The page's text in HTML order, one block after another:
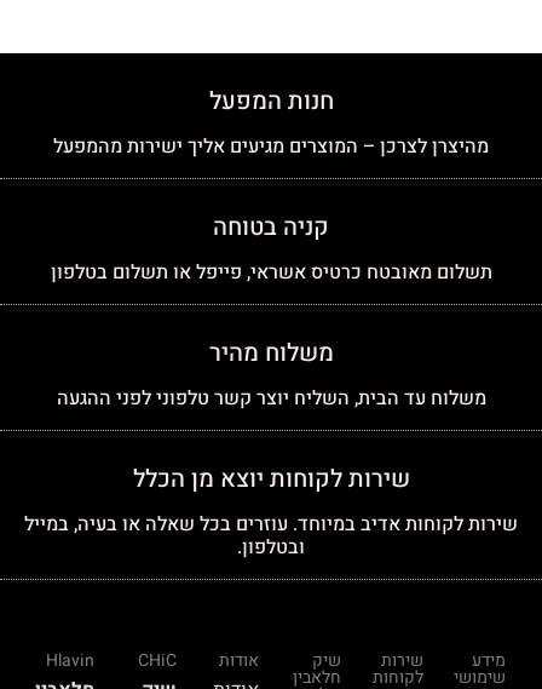
חנות המפעל
מהיצרן לצרכן – המוצרים מגיעים אליך ישירות מהמפעל
קניה בטוחה
תשלום מאובטח כרטיס אשראי, פייפל או תשלום בטלפון
משלוח מהיר
משלוח עד הבית, השליח יוצר קשר טלפוני לפני ההגעה
שירות לקוחות יוצא מן הכלל
שירות לקוחות אדיב במיוחד. עוזרים בכל שאלה או בעיה, במייל
ובטלפון.
מידע
שימושי
שירות
לקוחות
שיק
חלאבין
אודות CHiC
Hlavin